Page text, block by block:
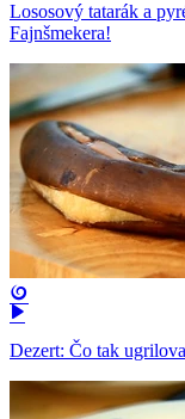
Lososový tatarák a
Fajnšmekera!
Dezert: Čo tak